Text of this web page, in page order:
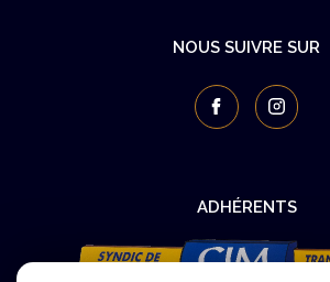
NOUS SUIVRE SUR
ADHÉRENTS